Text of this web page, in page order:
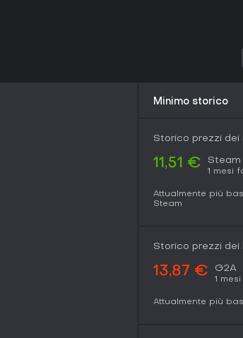
miscela innovativa di horror e dating sim. I
le interazioni coinvolgenti coi fantasmi e
un survival horror fresco senza complessità
Minimo storico
Storico prezzi dei
11,51 € Steam
1 mesi
Attualmente più
Steam
Storico prezzi dei
13,87 € G2A
1
Attualmente più